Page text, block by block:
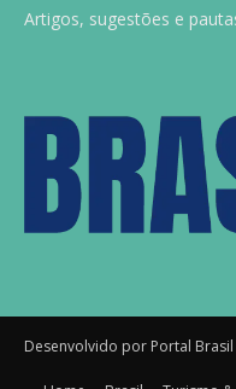
Artigos, sugestões e
Desenvolvido por Portal Brasil